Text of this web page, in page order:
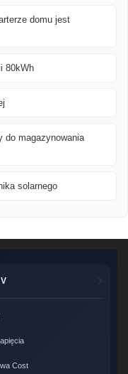
domu jest
80kWh
do magazynowania
solarnego
Cost